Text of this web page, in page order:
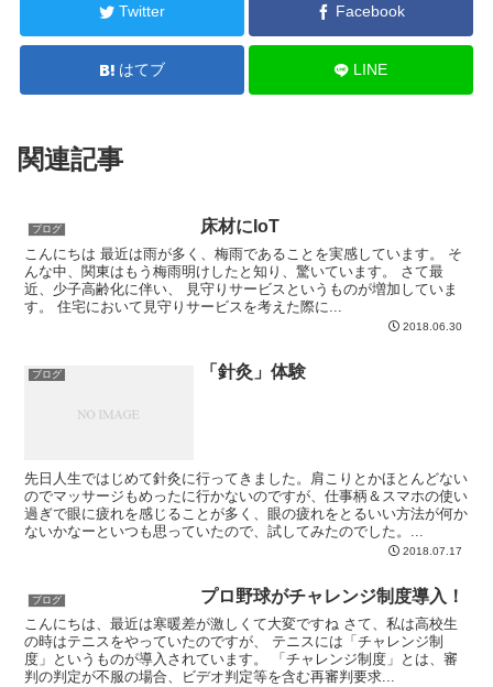
Twitter Facebook
はてブ LINE
関連記事
ブログ 床材にIoT
こんにちは 最近は雨が多く、梅雨であることを実感しています。 そ
んな中、関東はもう梅雨明けしたと知り、驚いています。 さて最
近、少子高齢化に伴い、 見守りサービスというものが増加していま
す。 住宅において見守りサービスを考えた際に...
2018.06.30
ブログ 「針灸」体験
先日人生ではじめて針灸に行ってきました。肩こりとかほとんどない
のでマッサージもめったに行かないのですが、仕事柄＆スマホの使い
過ぎで眼に疲れを感じることが多く、眼の疲れをとるいい方法が何か
ないかなーといつも思っていたので、試してみたのでした。...
2018.07.17
ブログ プロ野球がチャレンジ制度導入！
こんにちは、最近は寒暖差が激しくて大変ですね さて、私は高校生
の時はテニスをやっていたのですが、 テニスには「チャレンジ制
度」というものが導入されています。 「チャレンジ制度」とは、審
判の判定が不服の場合、ビデオ判定等を含む再審判要求...